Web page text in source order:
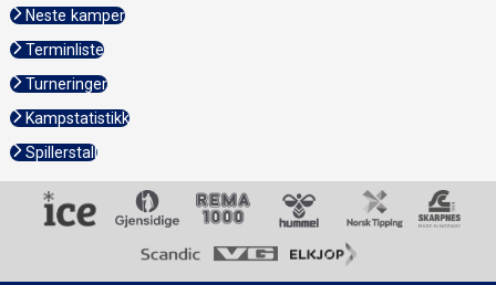
Neste kamper
Terminliste
Turneringer
Kampstatistikk
Spillerstall